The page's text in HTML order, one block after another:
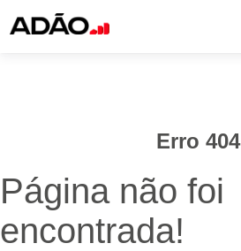
Erro 404
Página não foi
encontrada!